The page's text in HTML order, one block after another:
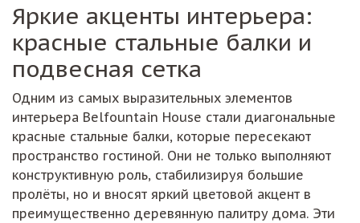
Яркие акценты интерьера:
красные стальные балки и
подвесная сетка
Одним из самых выразительных элементов
интерьера Belfountain House стали диагональные
красные стальные балки, которые пересекают
пространство гостиной. Они не только выполняют
конструктивную роль, стабилизируя большие
пролёты, но и вносят яркий цветовой акцент в
преимущественно деревянную палитру дома. Эти